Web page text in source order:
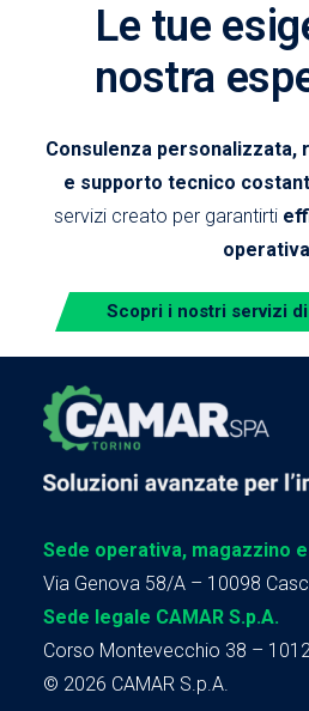
Le tue
nostra
Consulenza personalizzata,
e supporto tecnico
servizi creato per garantirti
Scopri i nostri servizi
Sede operativa, magazzino e
Via Genova 58/A – 10098
Sede legale CAMAR S.p.A.
Corso Montevecchio 38 –
© 2026 CAMAR S.p.A.